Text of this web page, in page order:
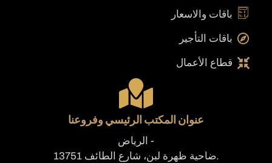
باقات والاسعار
باقات التأجير
قطاع الأعمال
عنوان المكتب الرئيسي وفروعنا
- الرياض
.ضاحية ظهرة لبن، شارع الطائف 13751